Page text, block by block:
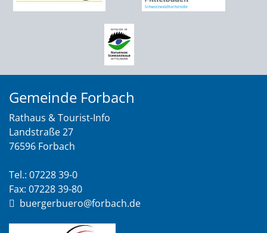
Gemeinde Forbach
Rathaus & Tourist-Info
Landstraße 27
76596 Forbach
Tel.: 07228 39-0
Fax: 07228 39-80
buergerbuero@forbach.de